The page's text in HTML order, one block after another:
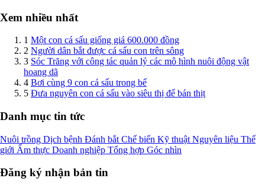
Xem nhiều nhất
1 Một con cá sấu giống giá 600.000 đồng
2 Người dân bắt được cá sấu con trên sông
3 Sóc Trăng với công tác quản lý các mô hình nuôi động vật
hoang dã
4 Bơi cùng 9 con cá sấu trong bể
5 Đưa nguyên con cá sấu vào siêu thị để bán thịt
Danh mục tin tức
Nuôi trồng Dịch bệnh Đánh bắt Chế biến Kỹ thuật Nguyên liệu Thế
giới Ẩm thực Doanh nghiệp Tổng hợp Góc nhìn
Đăng ký nhận bản tin